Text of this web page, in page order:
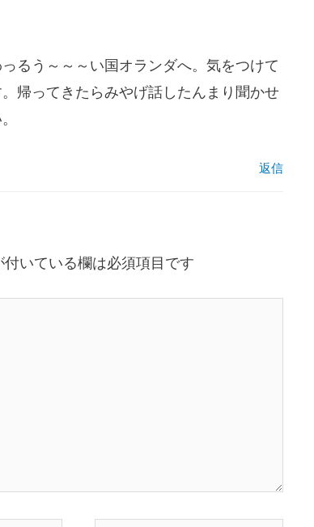
るう～～～い国オランダへ。気をつけて
帰ってきたらみやげ話したんまり聞かせ
返信
付いている欄は必須項目です